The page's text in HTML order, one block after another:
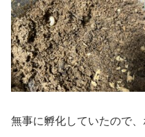
無事に孵化していたので、